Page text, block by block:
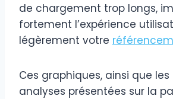
de chargement trop longs,
fortement l’expérience
légèrement votre
Ces graphiques, ainsi que
analyses présentées sur la